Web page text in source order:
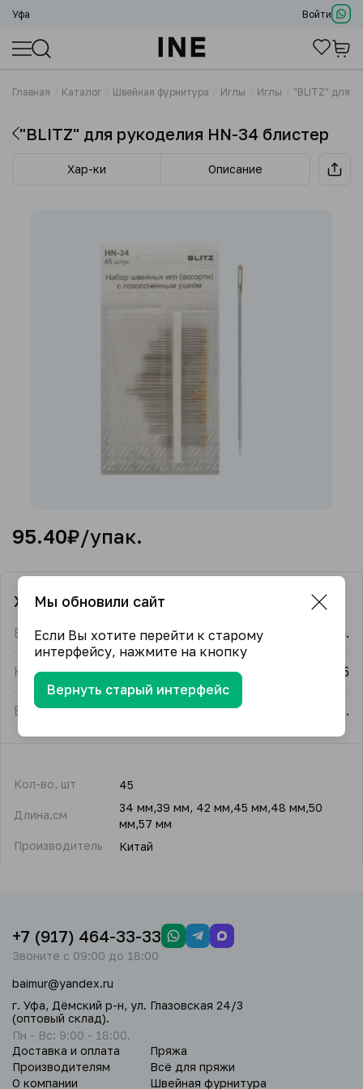
Уфа Войти
Главная Каталог Швейная фурнитура Иглы Иглы "BLITZ" для
"BLITZ" для рукоделия HN-34 блистер
Хар-ки Описание
95.40₽/упак.
Характеристики
Единица измерения упак.
Количество в упаковке 45
Единица измерения в упаковке товара шт.
Кол-во, шт 45
Длина,см
34 мм,39 мм, 42 мм,45 мм,48 мм,50
мм,57 мм
Производитель
Китай
Доставка и оплата
Производителям
О компании
Пряжа
Всё для пряжи
Швейная фурнитура
+7 (917) 464-33-33
Звоните с 09:00 до 18:00
baimur@yandex.ru
г. Уфа, Дёмский р-н, ул. Глазовская 24/3
(оптовый склад).
Пн - Вс: 9:00 - 18:00.
Мы обновили сайт
Если Вы хотите перейти к старому
интерфейсу, нажмите на кнопку
Вернуть старый интерфейс